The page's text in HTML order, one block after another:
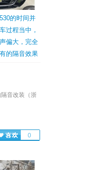
的时间并
过程当中，
偏大，完全
的隔音效果
音改装（浙
0